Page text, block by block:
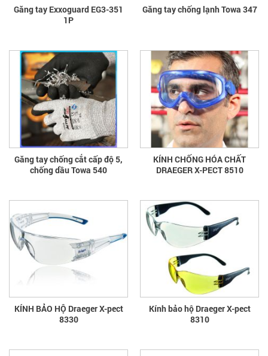
Găng tay Exxoguard EG3-351
1P
Găng tay chống lạnh Towa 347
Găng tay chống cắt cấp độ 5,
chống dầu Towa 540
KÍNH CHỐNG HÓA CHẤT
DRAEGER X-PECT 8510
KÍNH BẢO HỘ Draeger X-pect
8330
Kính bảo hộ Draeger X-pect
8310